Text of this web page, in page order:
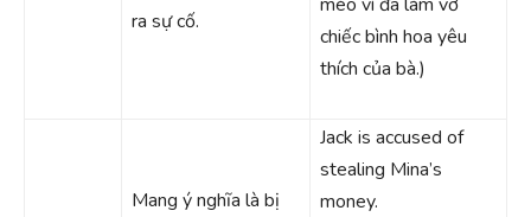
ra sự cố.
chiếc bình hoa yêu
thích của bà.)
Mang ý nghĩa là bị
Jack is accused of
stealing Mina’s
money.